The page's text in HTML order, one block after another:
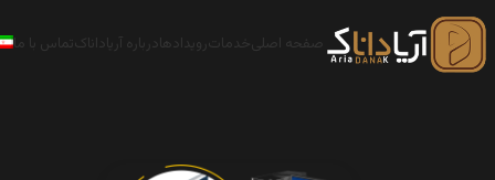
صفحه اصلی خدمات رویدادها درباره آریاداناکتماس با ما